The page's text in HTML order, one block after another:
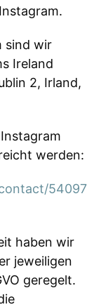
sind wir
Ireland
2, Irland,
werden:
54097
haben wir
jeweiligen
geregelt.